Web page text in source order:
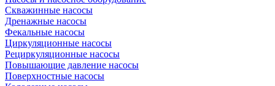
Скважинные насосы
Дренажные насосы
Фекальные насосы
Циркуляционные насосы
Рециркуляционные насосы
Повышающие давление насосы
Поверхностные насосы